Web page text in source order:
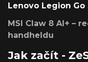
Lenovo Legion Go
MSI Claw 8 AI+ –
handheldu
Jak začít -